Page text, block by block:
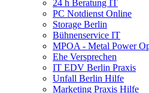
24 h Beratung IT
PC Notdienst Online
Storage Berlin
Bühnenservice IT
MPOA - Metal Power
Ehe Versprechen
IT EDV Berlin Praxis
Unfall Berlin Hilfe
Marketing Praxis Hilfe